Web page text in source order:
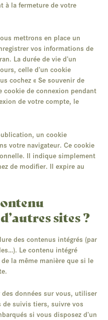
à la fermeture de votre
mettrons en place un
vos informations de
La durée de vie d’un
celle d’un cookie
cochez « Se souvenir de
cookie de connexion pendant
de votre compte, le
un cookie
votre navigateur. Ce cookie
Il indique simplement
de modifier. Il expire au
sites ?
des contenus intégrés (par
Le contenu intégré
la même manière que si le
données sur vous, utiliser
de suivis tiers, suivre vos
si vous disposez d’un